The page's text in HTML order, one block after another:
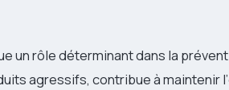
un rôle déterminant dans la
agressifs, contribue à maintenir